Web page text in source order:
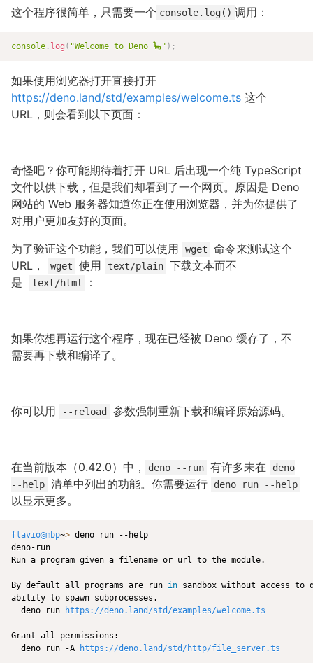
这个程序很简单，只需要一个 console.log() 调用：
console . log ( "Welcome to Deno 🦕" ) ;
如果使用浏览器打开直接打开
https://deno.land/std/examples/welcome.ts 这个
URL，则会看到以下页面：
奇怪吧？你可能期待着打开 URL 后出现一个纯 TypeScript
文件以供下载，但是我们却看到了一个网页。原因是 Deno
网站的 Web 服务器知道你正在使用浏览器，并为你提供了
对用户更加友好的页面。
为了验证这个功能，我们可以使用
wget
命令来测试这个
URL，
wget 使用 text/plain 下载文本而不
是
text/html ：
如果你想再运行这个程序，现在已经被 Deno 缓存了，不
需要再下载和编译了。
你可以用 --reload 参数强制重新下载和编译原始源码。
在当前版本（0.42.0）中， deno --run 有许多未在
deno
--help 清单中列出的功能。你需要运行 deno run --help
以显示更多。
flavio@mbp~> deno run --help
deno-run
Run a program given a filename or url to the module.
By default all programs are run in sandbox without access to
ability to spawn subprocesses.
  deno run
https://deno.land/std/examples/welcome.ts
Grant all permissions:
  deno run -A
https://deno.land/std/http/file_server.ts